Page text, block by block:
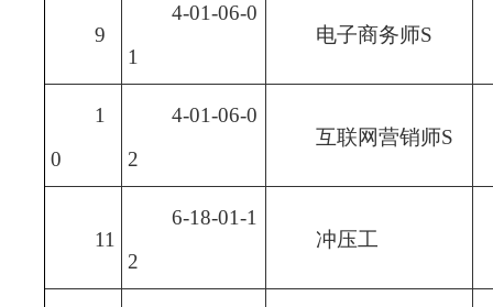
9
4-01-06-0
1
电子商务师S
1
0
4-01-06-0
2
互联网营销师S
11
6-18-01-1
2
冲压工